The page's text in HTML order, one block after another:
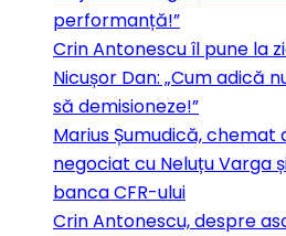
performanță!”
Crin Antonescu îl pune la
Nicușor Dan: „Cum adică
să demisioneze!”
Marius Șumudică, chemat
negociat cu Neluțu Varga
banca CFR-ului
Crin Antonescu, despre